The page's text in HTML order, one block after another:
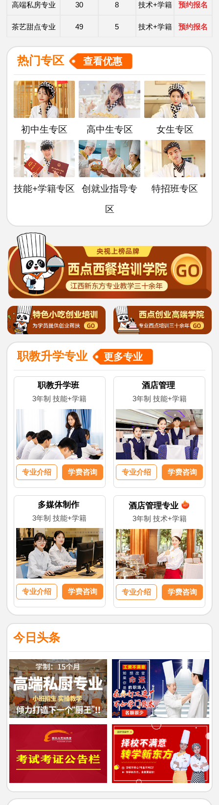
高端私房专业 30 8 技术+学籍 预约报名
茶艺甜点专业 49 5 技术+学籍 预约报名
洲际主厨专业 20 8 技术+学籍 预约报名
25 8
形象设计专业 10 技术+学籍 预约报名
西餐主厨专业 36 9 技术+学籍 预约报名
时尚西点专业 5 技术+学籍 预约报名
热门专区 查看优惠
初中生专区 高中生专区 女生专区
技能+学籍专区
创就业指导专
区
特招班专区
职教升学专业 更多专业
职教升学班
3年制 技能+学籍
专业介绍 学费咨询
酒店管理
3年制 技能+学籍
专业介绍 学费咨询
多媒体制作
3年制 技能+学籍
专业介绍 学费咨询
酒店管理专业
3年制 技术+学籍
专业介绍 学费咨询
今日头条